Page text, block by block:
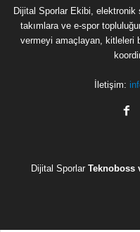
Dijital Sporlar Ekibi, elektronik
takımlara ve e-spor
vermeyi amaçlayan, kitleleri
İletişim:
Dijital Sporlar Teknoboss